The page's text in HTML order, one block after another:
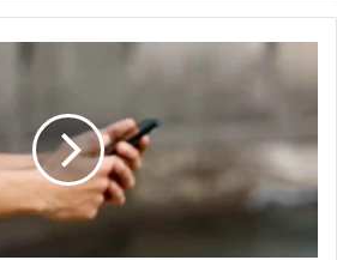
في
تبطّئ
الجهاز…
تعرف